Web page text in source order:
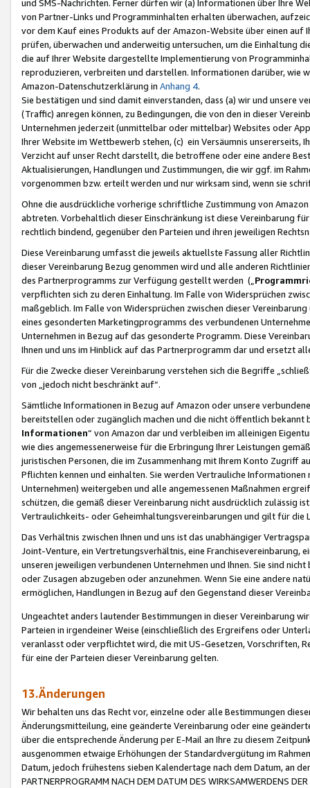
und SMS-Nachrichten. Ferner dürfen wir (a) Informationen über Ihre
von Partner-Links und Programminhalten erhalten überwachen,
vor dem Kauf eines Produkts auf der Amazon-Website über einen
prüfen, überwachen und anderweitig untersuchen, um die Einhaltung
die auf Ihrer Website dargestellte Implementierung von
reproduzieren, verbreiten und darstellen. Informationen darüber, wie
Amazon-Datenschutzerklärung in Anhang 4.
Sie bestätigen und sind damit einverstanden, dass (a) wir und
(Traffic) anregen können, zu Bedingungen, die von den in dieser
Unternehmen jederzeit (unmittelbar oder mittelbar) Websites oder
Ihrer Website im Wettbewerb stehen, (c) ein Versäumnis unsererseits,
Verzicht auf unser Recht darstellt, die betroffene oder eine andere
Aktualisierungen, Handlungen und Zustimmungen, die wir ggf. im
vorgenommen bzw. erteilt werden und nur wirksam sind, wenn sie
Ohne die ausdrückliche vorherige schriftliche Zustimmung von
abtreten. Vorbehaltlich dieser Einschränkung ist diese Vereinbarung
rechtlich bindend, gegenüber den Parteien und ihren jeweiligen
Diese Vereinbarung umfasst die jeweils aktuellste Fassung aller
dieser Vereinbarung Bezug genommen wird und alle anderen
des Partnerprogramms zur Verfügung gestellt werden („
verpflichten sich zu deren Einhaltung. Im Falle von Widersprüchen
maßgeblich. Im Falle von Widersprüchen zwischen dieser
eines gesonderten Marketingprogramms des verbundenen
Unternehmen in Bezug auf das gesonderte Programm. Diese
Ihnen und uns im Hinblick auf das Partnerprogramm dar und ersetzt
Für die Zwecke dieser Vereinbarung verstehen sich die Begriffe
von „jedoch nicht beschränkt auf“.
Sämtliche Informationen in Bezug auf Amazon oder unsere
bereitstellen oder zugänglich machen und die nicht öffentlich
Informationen“ von Amazon dar und verbleiben im alleinigen
wie dies angemessenerweise für die Erbringung Ihrer Leistungen
juristischen Personen, die im Zusammenhang mit Ihrem Konto
Pflichten kennen und einhalten. Sie werden Vertrauliche
Unternehmen) weitergeben und alle angemessenen Maßnahmen
schützen, die gemäß dieser Vereinbarung nicht ausdrücklich zulässig
Vertraulichkeits- oder Geheimhaltungsvereinbarungen und gilt für die
Das Verhältnis zwischen Ihnen und uns ist das unabhängiger
Joint-Venture, ein Vertretungsverhältnis, eine Franchisevereinbarung,
unseren jeweiligen verbundenen Unternehmen und Ihnen. Sie sind
oder Zusagen abzugeben oder anzunehmen. Wenn Sie eine andere
ermöglichen, Handlungen in Bezug auf den Gegenstand dieser
Ungeachtet anders lautender Bestimmungen in dieser Vereinbarung
Parteien in irgendeiner Weise (einschließlich des Ergreifens oder
veranlasst oder verpflichtet wird, die mit US-Gesetzen, Vorschriften,
für eine der Parteien dieser Vereinbarung gelten.
13.Änderungen
Wir behalten uns das Recht vor, einzelne oder alle Bestimmungen
Änderungsmitteilung, eine geänderte Vereinbarung oder eine
über die entsprechende Änderung per E-Mail an Ihre zu diesem
ausgenommen etwaige Erhöhungen der Standardvergütung im
Datum, jedoch frühestens sieben Kalendertage nach dem Datum, an
PARTNERPROGRAMM NACH DEM DATUM DES WIRKSAMWERDENS